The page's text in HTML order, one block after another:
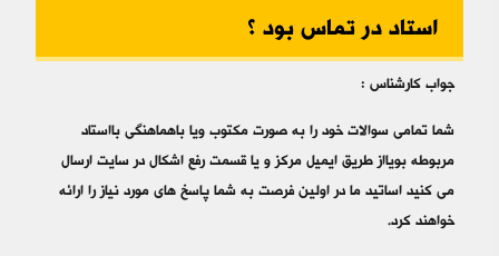
استاد در تماس بود ؟
جواب کارشناس :
شما تمامی سوالات خود را به صورت مکتوب ویا باهماهنگی بااستاد
مربوطه بویااز طریق ایمیل مرکز و یا قسمت رفع اشکال در سایت ارسال
می کنید اساتید ما در اولین فرصت به شما پاسخ های مورد نیاز را ارائه
خواهند کرد.